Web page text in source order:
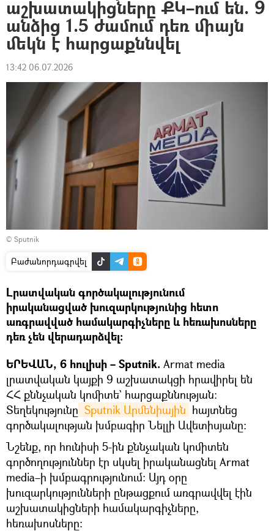
աշխատակիցները ՔԿ–ում են. 9
անձից 1.5 ժամում դեռ միայն
մեկն է հարցաքննվել
13:42 06.07.2026
© Sputnik
Բաժանորդագրվել
Լրատվական գործակալությունում
իրականացված խուզարկությունից հետո
առգրավված համակարգիչները և հեռախոսները
դեռ չեն վերադարձվել։
ԵՐԵՎԱՆ, 6 հուլիսի – Sputnik. Armat media
լրատվական կայքի 9 աշխատակցի հրավիրել են
ՀՀ քննչական կոմիտե` հարցաքննության։
Տեղեկությունը Sputnik Արմենիային հայտնեց
գործակալության խմբագիր Նելլի Ավետիսյանը։
Նշենք, որ հունիսի 5-ին քննչական կոմիտեն
գործողություններ էր սկսել իրականացնել Armat
media–ի խմբագրությունում։ Այդ օրը
խուզարկությունների ընթացքում առգրավվել էին
աշխատակիցների համակարգիչները,
հեռախոսները։